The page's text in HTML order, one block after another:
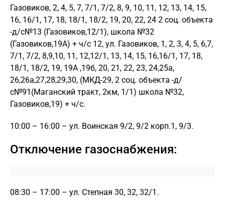
Газовиков, 2, 4, 5, 7, 7/1, 7/2, 8, 9, 10, 11, 12, 13, 14, 15,
16, 16/1, 17, 18, 18/1, 18/2, 19, 20, 22, 24 2 соц. объекта
-д/с№13 (Газовиков,12/1), школа №32
(Газовиков,19А) + ч/с 12, ул. Газовиков, 1, 2, 3, 4, 5, 6,7,
7/1, 7/2, 8,9,10, 11, 12,12/1, 13, 14, 15, 16,16/1, 17, 18,
18/1, 18/2, 19, 19А ,19б, 20, 21, 22, 23, 24,25а,
26,26а,27,28,29,30, (МКД-29, 2 соц. объекта -д/
с№91(Маганский тракт, 2км, 1/1) школа №32,
Газовиков,19) + ч/с.
10:00 – 16:00 – ул. Воинская 9/2, 9/2 корп.1, 9/3.
Отключение газоснабжения:
08:30 – 17:00 – ул. Степная 30, 32, 32/1.